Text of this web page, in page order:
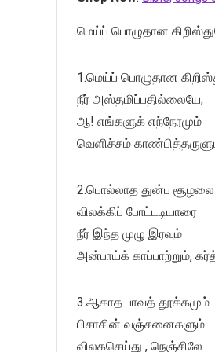
மெய்ப் பொழுதான
1.மெய்ப் பொழுதான
நீர் அஸ்தமிப்பதில்லையே;
ஆ! எங்களுக் எந்நேரமும்
வெளிச்சம்
2.பொல்லாத துன்ப சூழலை
விலக்கிப் போட்டடியாரை
நீர் இந்த முழு இரவும்
அன்பாய்க் காப்பாற்றும்,
3.ஆகாத பாவத் தூக்கமும்
பிசாசின் வஞ்சனைகளும்
விலகசெய்து , நெஞ்சிலே